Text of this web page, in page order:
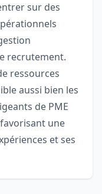
sur des
recrutement.
ressources
aussi bien les
de PME
une
et ses